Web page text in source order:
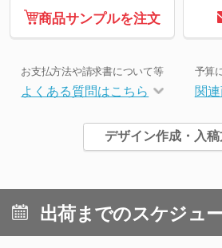
商品サンプルを注文
お支払方法や請求書について等
よくある質問はこちら
予算
関
デザイン作成・入
出荷までのスケジュ